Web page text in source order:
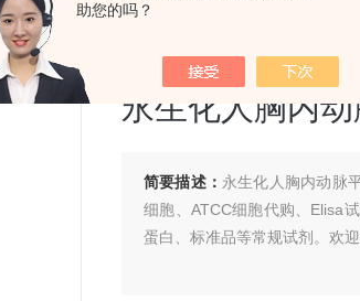
助您的吗？
> YS250803永生化人胸内动脉平滑肌细胞 ATCC
永生化人胸内
简要描述： 永生化人胸内动脉
细胞、ATCC细胞代购、Elisa
蛋白、标准品等常规试剂。欢